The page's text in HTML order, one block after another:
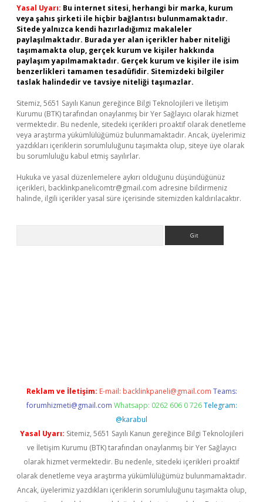
Yasal Uyarı: Bu internet sitesi, herhangi bir marka, kurum
veya şahıs şirketi ile hiçbir bağlantısı bulunmamaktadır.
Sitede yalnızca kendi hazırladığımız makaleler
paylaşılmaktadır. Burada yer alan içerikler haber niteliği
taşımamakta olup, gerçek kurum ve kişiler hakkında
paylaşım yapılmamaktadır. Gerçek kurum ve kişiler ile isim
benzerlikleri tamamen tesadüfidir. Sitemizdeki bilgiler
taslak halindedir ve tavsiye niteliği taşımazlar.
Sitemiz, 5651 Sayılı Kanun gereğince Bilgi Teknolojileri ve İletişim
Kurumu (BTK) tarafından onaylanmış bir Yer Sağlayıcı olarak hizmet
vermektedir. Bu nedenle, sitedeki içerikleri proaktif olarak denetleme
veya araştırma yükümlülüğümüz bulunmamaktadır. Ancak, üyelerimiz
yazdıkları içeriklerin sorumluluğunu taşımakta olup, siteye üye olarak
bu sorumluluğu kabul etmiş sayılırlar.
Hukuka ve yasal düzenlemelere aykırı olduğunu düşündüğünüz
içerikleri, backlinkpanelicomtr@gmail.com adresine bildirmeniz
halinde, ilgili içerikler yasal süre içerisinde sitemizden kaldırılacaktır.
Reklam ve İletişim: E-mail: backlinkpaneli@gmail.com Teams:
forumhizmeti@gmail.com Whatsapp: 0262 606 0 726 Telegram:
@karabul
Yasal Uyarı: Sitemiz, 5651 Sayılı Kanun gereğince Bilgi Teknolojileri
ve İletişim Kurumu (BTK) tarafından onaylanmış bir Yer Sağlayıcı
olarak hizmet vermektedir. Bu nedenle, sitedeki içerikleri proaktif
olarak denetleme veya araştırma yükümlülüğümüz bulunmamaktadır.
Ancak, üyelerimiz yazdıkları içeriklerin sorumluluğunu taşımakta olup,